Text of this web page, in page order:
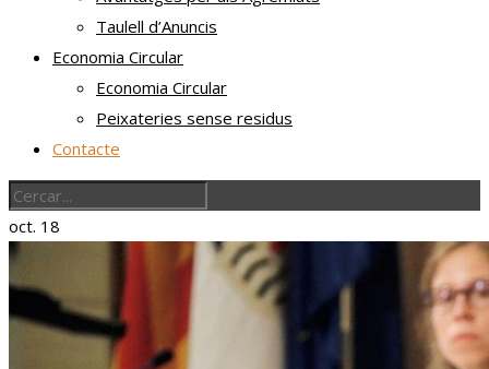
Taulell d’Anuncis
Economia Circular
Economia Circular
Peixateries sense residus
Contacte
oct. 18